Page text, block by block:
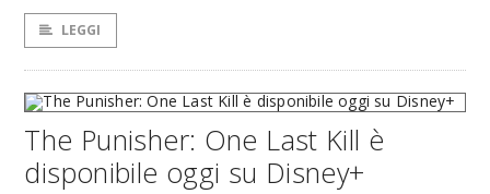
LEGGI
The Punisher: One Last Kill è
disponibile oggi su Disney+